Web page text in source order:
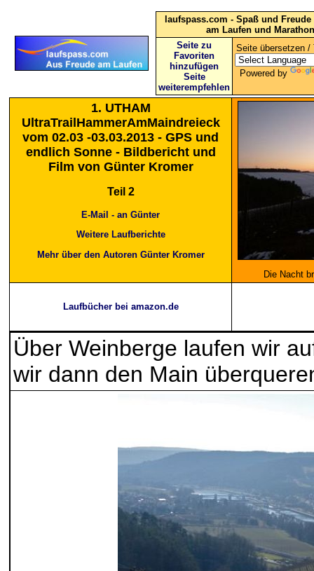
laufspass.com - Spaß und
am Laufen und Marathon
Seite zu
Favoriten
hinzufügen
Seite
weiterempfehlen
Seite übersetzen /
Powered by
1. UTHAM
UltraTrailHammerAmMaindreieck
vom 02.03 -03.03.2013 - GPS und
endlich Sonne - Bildbericht und
Film von Günter Kromer
Teil 2
E-Mail - an Günter
Weitere Laufberichte
Mehr über den Autoren Günter Kromer
Die Nacht
Laufbücher bei amazon.de
Über Weinberge laufen wir
wir dann den Main